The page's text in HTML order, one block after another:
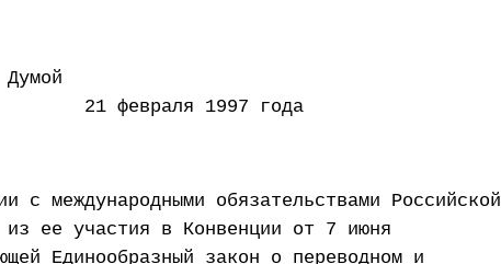
Думой
1997 года
с международными обязательствами Российской
из ее участия в Конвенции от 7 июня
Единообразный закон о переводном и